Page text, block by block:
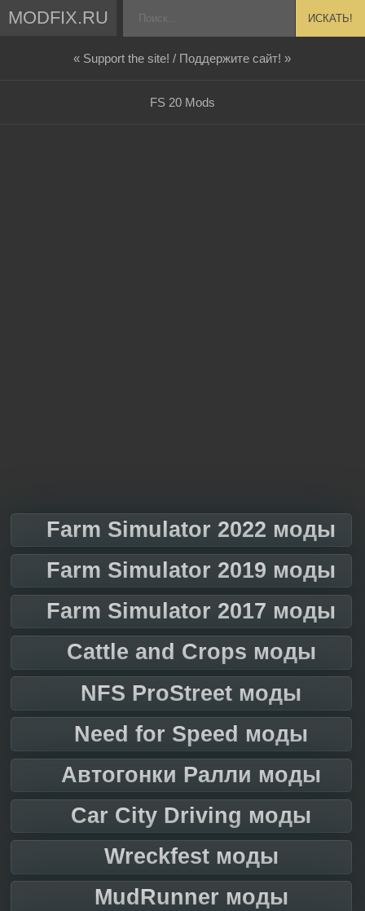
MODFIX.RU ИСКАТЬ!
« Support the site! / Поддержите сайт! »
FS 20 Mods
Farm Simulator 2022 моды
Farm Simulator 2019 моды
Farm Simulator 2017 моды
Cattle and Crops моды
NFS ProStreet моды
Need for Speed моды
Автогонки Ралли моды
Car City Driving моды
Wreckfest моды
MudRunner моды